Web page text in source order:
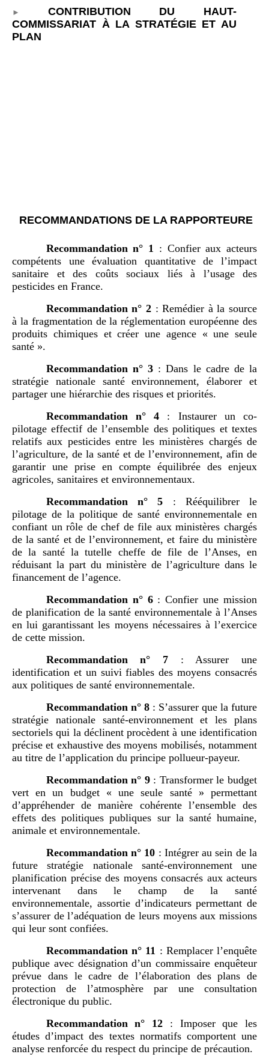
CONTRIBUTION DU HAUT-
COMMISSARIAT À LA STRATÉGIE ET AU
PLAN
RECOMMANDATIONS DE LA RAPPORTEURE
Recommandation n° 1 : Confier aux acteurs
compétents une évaluation quantitative de l’impact
sanitaire et des coûts sociaux liés à l’usage des
pesticides en France.
Recommandation n° 2: Remédier à la source
à la fragmentation de la réglementation européenne des
produits chimiques et créer une agence « une seule
santé ».
Recommandation n° 3 : Dans le cadre de la
stratégie nationale santé environnement, élaborer et
partager une hiérarchie des risques et priorités.
Recommandation n°
4 : Instaurer un co-
pilotage effectif de l’ensemble des politiques et textes
relatifs aux pesticides entre les ministères chargés de
l’agriculture, de la santé et de l’environnement, afin de
garantir une prise en compte équilibrée des enjeux
agricoles, sanitaires et environnementaux.
Recommandation n°
5 : Rééquilibrer le
pilotage de la politique de santé environnementale en
confiant un rôle de chef de file aux ministères chargés
de la santé et de l’environnement, et faire du ministère
de la santé la tutelle cheffe de file de l’Anses, en
réduisant la part du ministère de l’agriculture dans le
financement de l’agence.
Recommandation n° 6: Confier une mission
de planification de la santé environnementale à l’Anses
en lui garantissant les moyens nécessaires à l’exercice
de cette mission.
Recommandation n°
7 : Assurer une
identification et un suivi fiables des moyens consacrés
aux politiques de santé environnementale.
Recommandation n° 8: S’assurer que la future
stratégie nationale santé-environnement et les plans
sectoriels qui la déclinent procèdent à une identification
précise et exhaustive des moyens mobilisés, notamment
au titre de l’application du principe pollueur-payeur.
Recommandation n° 9: Transformer le budget
vert en un budget « une seule santé » permettant
d’appréhender de manière cohérente l’ensemble des
effets des politiques publiques sur la santé humaine,
animale et environnementale.
Recommandation n° 10 : Intégrer au sein de la
future stratégie nationale santé-environnement une
planification précise des moyens consacrés aux acteurs
intervenant dans le champ de la santé
environnementale, assortie d’indicateurs permettant de
s’assurer de l’adéquation de leurs moyens aux missions
qui leur sont confiées.
Recommandation n° 11 : Remplacer l’enquête
publique avec désignation d’un commissaire enquêteur
prévue dans le cadre de l’élaboration des plans de
protection de l’atmosphère par une consultation
électronique du public.
Recommandation n°
12 : Imposer que les
études d’impact des textes normatifs comportent une
analyse renforcée du respect du principe de précaution.